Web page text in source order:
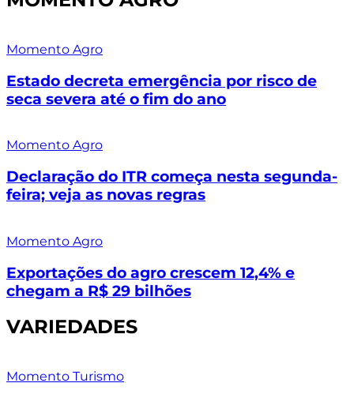
Momento Agro
Estado decreta emergência por risco de
seca severa até o fim do ano
Momento Agro
Declaração do ITR começa nesta segunda-
feira; veja as novas regras
Momento Agro
Exportações do agro crescem 12,4% e
chegam a R$ 29 bilhões
VARIEDADES
Momento Turismo